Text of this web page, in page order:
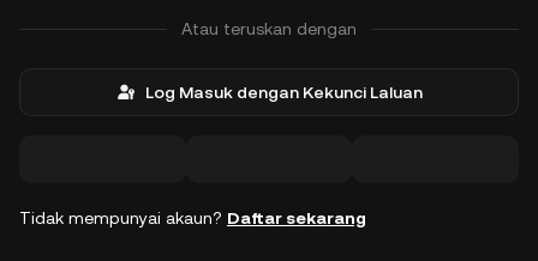
Atau teruskan dengan
Log Masuk dengan Kekunci Laluan
Tidak mempunyai akaun? Daftar sekarang